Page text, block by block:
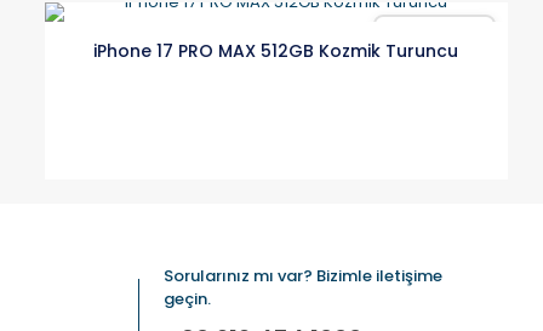
iPhone 17 PRO MAX 512GB Kozmik Turuncu
Sorularınız mı var? Bizimle iletişime
geçin.